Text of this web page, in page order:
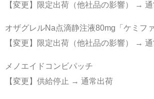
【変更】限定出荷（他社品の影響） →
オザグレルNa点滴静注液80mg「ケミファ
【変更】限定出荷（他社品の影響） →
メノエイドコンビパッチ
【変更】供給停止 → 通常出荷